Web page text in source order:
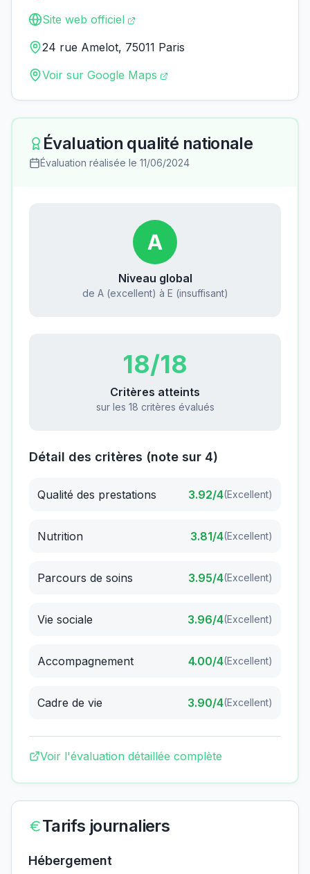
Site web officiel
24 rue Amelot, 75011 Paris
Voir sur Google Maps
Évaluation qualité nationale
Évaluation réalisée le 11/06/2024
A
Niveau global
de A (excellent) à E (insuffisant)
18/18
Critères atteints
sur les 18 critères évalués
Détail des critères (note sur 4)
Qualité des prestations 3.92/4(Excellent)
Nutrition 3.81/4(Excellent)
Parcours de soins 3.95/4(Excellent)
Vie sociale 3.96/4(Excellent)
Accompagnement 4.00/4(Excellent)
Cadre de vie 3.90/4(Excellent)
Voir l'évaluation détaillée complète
Tarifs journaliers
Hébergement